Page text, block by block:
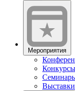
Мероприятия